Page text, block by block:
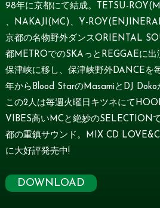
98年に京都にて結成。TETSU-
、NAKAJI(MC)、Y-
京都の名物野外ダンスORIENTAL
都METROでのSKAっとREGGAEに
保津峡に移し、保津峡野外DANCEを
年からBlood StarのMasamiとDJ Doko
この2人は毎週火曜日キツネにて
VIBES高いMCと絶妙のSELECTION
都の重鎮サウンド。MIX CD
に大好評発売中!
DOWNLOAD